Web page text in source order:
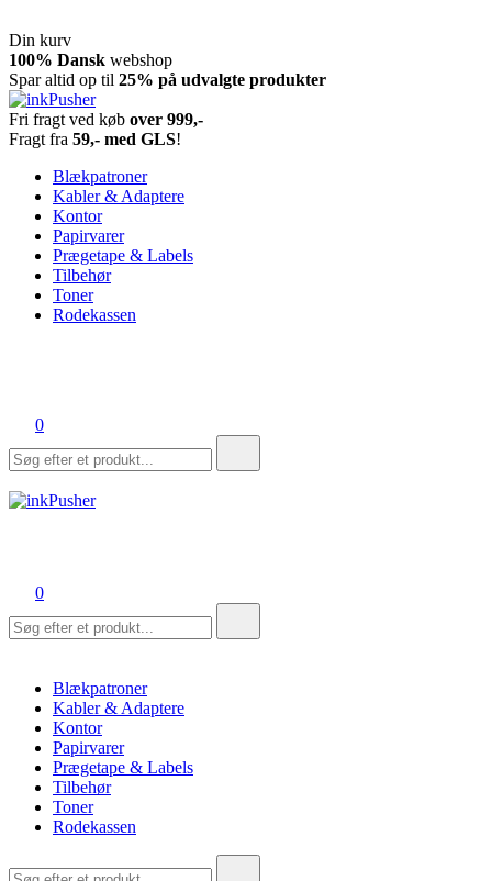
Din kurv
Spring
til
indhold
100% Dansk webshop
Spar altid op til 25% på udvalgte produkter
inkPusher
Leverandør af blækpatroner, kontor artikler og meget mere
Fri fragt ved køb over 999,-
Fragt fra 59,- med GLS!
Blækpatroner
Kabler & Adaptere
Kontor
Papirvarer
Prægetape & Labels
Tilbehør
Toner
Rodekassen
0
efter:
0
efter:
Blækpatroner
Kabler & Adaptere
Kontor
Papirvarer
Prægetape & Labels
Tilbehør
Toner
Rodekassen